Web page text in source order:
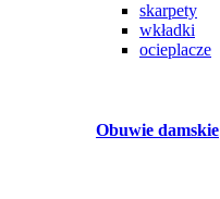
skarpety
wkładki
ocieplacze
Obuwie damskie